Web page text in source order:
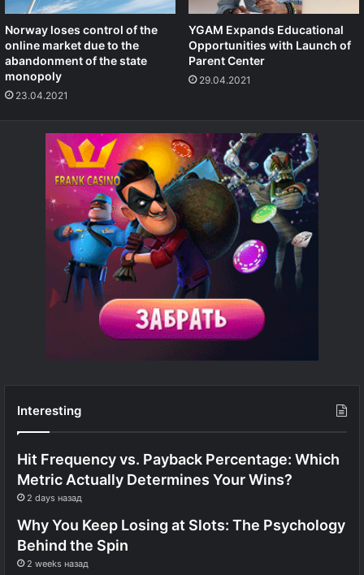
Norway loses control of the
online market due to the
abandonment of the state
monopoly
23.04.2021
YGAM Expands Educational
Opportunities with Launch of
Parent Center
29.04.2021
Interesting
Hit Frequency vs. Payback Percentage: Which
Metric Actually Determines Your Wins?
2 days назад
Why You Keep Losing at Slots: The Psychology
Behind the Spin
2 weeks назад